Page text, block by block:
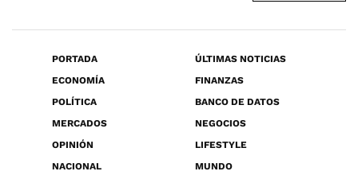
PORTADA
ÚLTIMAS NOTICIAS
ECONOMÍA
FINANZAS
POLÍTICA
BANCO DE DATOS
MERCADOS
NEGOCIOS
OPINIÓN
LIFESTYLE
NACIONAL
MUNDO